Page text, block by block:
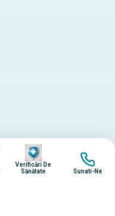
Imagine
Verificări De
Sănătate
Imagine
Sunati-Ne